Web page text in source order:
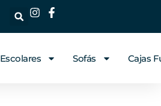
Escolares Sofás Cajas